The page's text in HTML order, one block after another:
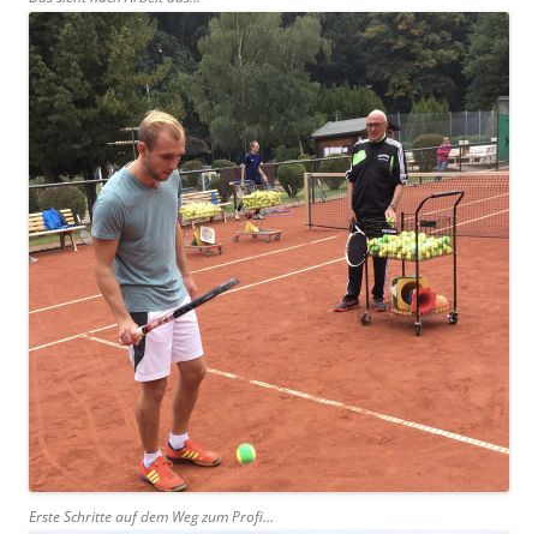
Erste Schritte auf dem Weg zum Profi…